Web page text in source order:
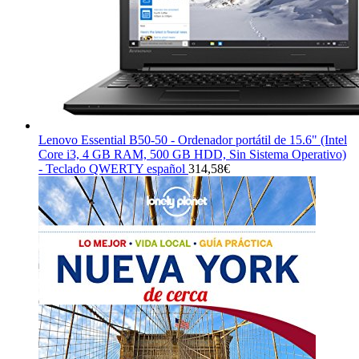
Lenovo Essential B50-50 - Ordenador portátil de 15.6" (Intel
Core i3, 4 GB RAM, 500 GB HDD, Sin Sistema Operativo)
- Teclado QWERTY español 314,58€